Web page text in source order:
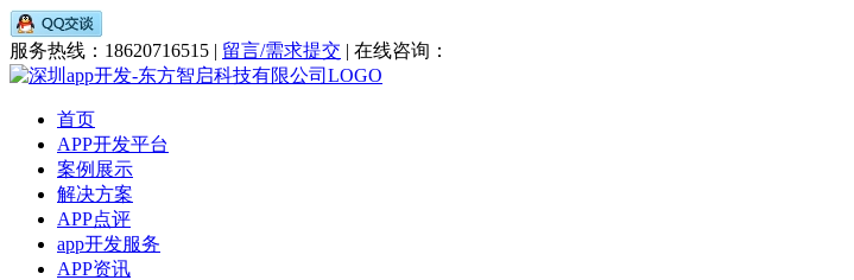
服务热线：18620716515 | 留言/需求提交 | 在线咨询：
首页
APP开发平台
案例展示
解决方案
APP点评
app开发服务
APP资讯